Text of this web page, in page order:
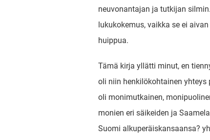
neuvonantajan ja tutkijan
lukukokemus, vaikka se ei
huippua.
Tämä kirja yllätti minut, en
oli niin henkilökohtainen yhteys
oli monimutkainen,
monien eri säikeiden ja
Suomi alkuperäiskansaansa?